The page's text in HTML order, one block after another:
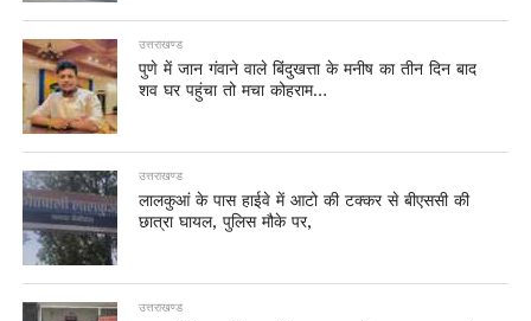
उत्तराखण्ड
पुणे में जान गंवाने वाले बिंदुखत्ता के मनीष का तीन दिन बाद
शव घर पहुंचा तो मचा कोहराम…
उत्तराखण्ड
लालकुआं के पास हाईवे में आटो की टक्कर से बीएससी की
छात्रा घायल, पुलिस मौके पर,
उत्तराखण्ड